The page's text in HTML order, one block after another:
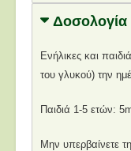
Δοσολογία
Ενήλικες και
του γλυκού) την
Παιδιά 1-5 ετών:
Μην υπερβαίνετε